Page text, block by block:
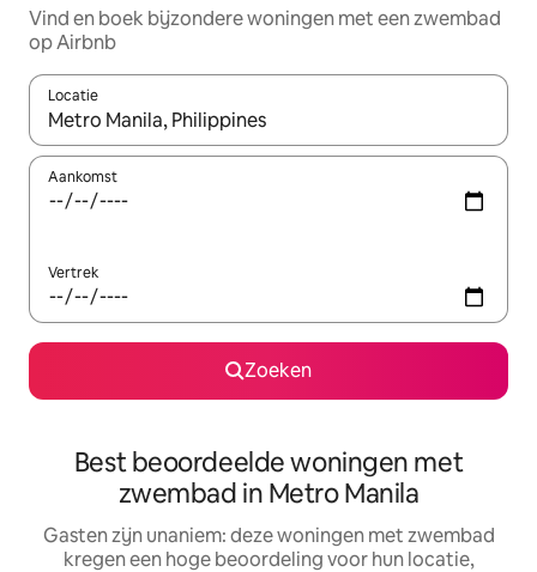
Vind en boek bijzondere woningen met een zwembad
op Airbnb
Locatie
Wanneer er resultaten beschikbaar zijn, maak je een keuze
Aankomst
Vertrek
Zoeken
Best beoordeelde woningen met
zwembad in Metro Manila
Gasten zijn unaniem: deze woningen met zwembad
kregen een hoge beoordeling voor hun locatie,